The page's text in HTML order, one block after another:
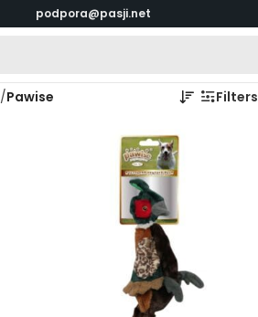
podpora@pasji.net
/Pawise Filters